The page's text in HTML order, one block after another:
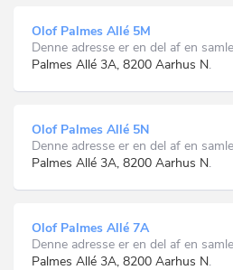
Olof Palmes Allé 5M
Denne adresse er en del af en
Palmes Allé 3A, 8200 Aarhus N.
Olof Palmes Allé 5N
Denne adresse er en del af en
Palmes Allé 3A, 8200 Aarhus N.
Olof Palmes Allé 7A
Denne adresse er en del af en
Palmes Allé 3A, 8200 Aarhus N.